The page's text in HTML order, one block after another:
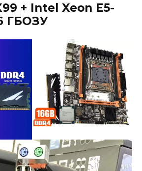
+ Intel Xeon E5-
ГБОЗУ